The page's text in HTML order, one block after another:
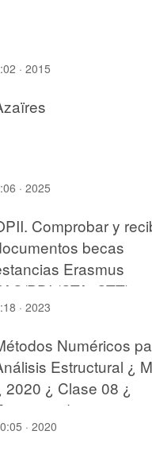
· 2015
· 2025
Comprobar y
becas
Erasmus
PDI (STA, STT) en
· 2023
Numéricos
Estructural ¿
2020 ¿ Clase 08 ¿
16 de 17
· 2020